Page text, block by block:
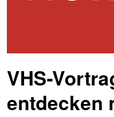
VHS-
entdecken